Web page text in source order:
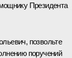
Президента
позвольте
поручений